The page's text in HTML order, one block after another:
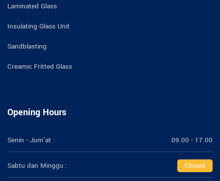
Laminated Glass
Insulating Glass Unit
Sandblasting
Creamic Fritted Glass
Opening Hours
Senin - Jum'at : 09.00 - 17.00
Sabtu dan Minggu : Closed